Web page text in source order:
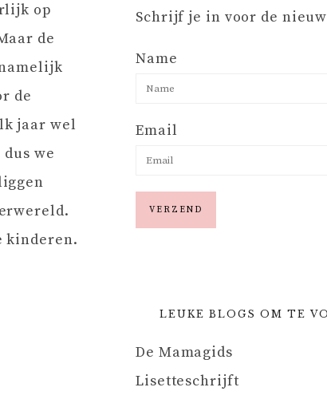
op
de
de
jaar wel
we
kinderen.
Schrijf je in voor de
Name
Email
LEUKE BLOGS OM TE
De Mamagids
Lisetteschrijft